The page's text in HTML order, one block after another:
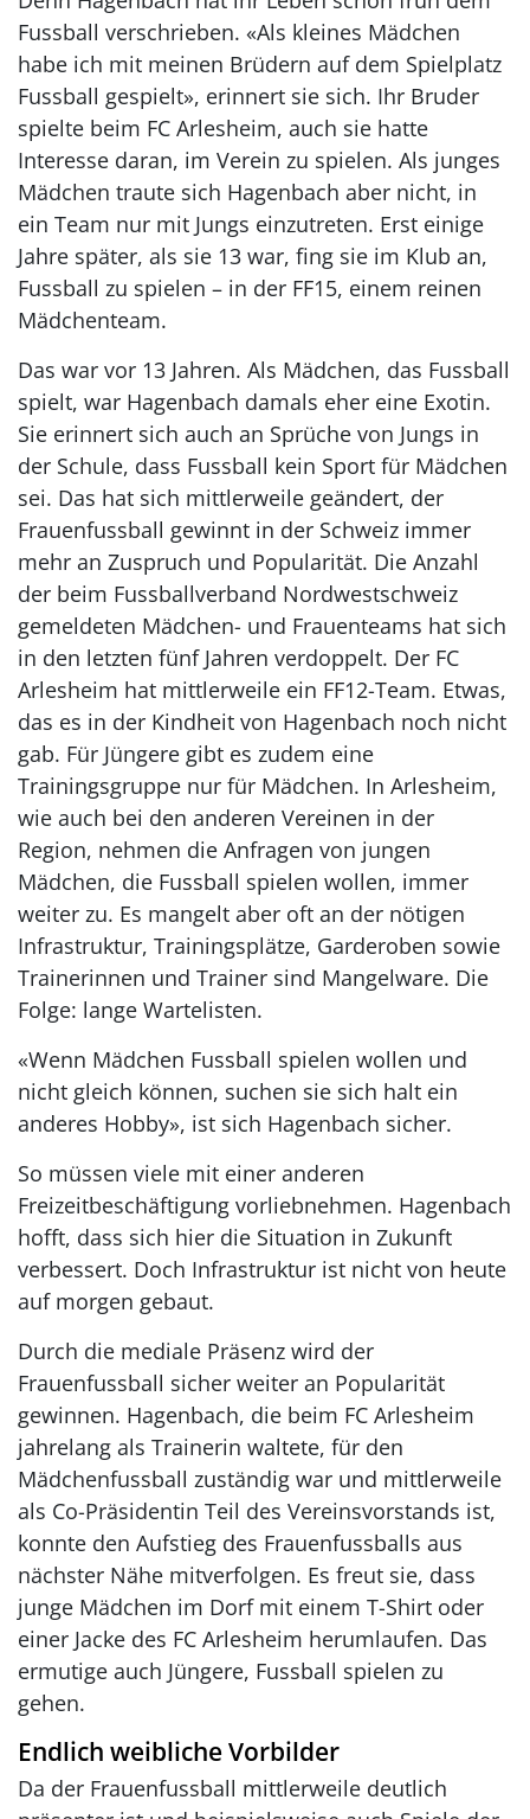
Fussball verschrieben. «Als kleines Mädchen
habe ich mit meinen Brüdern auf dem Spielplatz
Fussball gespielt», erinnert sie sich. Ihr Bruder
spielte beim FC Arlesheim, auch sie hatte
Interesse daran, im Verein zu spielen. Als junges
Mädchen traute sich Hagenbach aber nicht, in
ein Team nur mit Jungs einzutreten. Erst einige
Jahre später, als sie 13 war, fing sie im Klub an,
Fussball zu spielen – in der FF15, einem reinen
Mädchenteam.
Das war vor 13 Jahren. Als Mädchen, das Fussball
spielt, war Hagenbach damals eher eine Exotin.
Sie erinnert sich auch an Sprüche von Jungs in
der Schule, dass Fussball kein Sport für Mädchen
sei. Das hat sich mittlerweile geändert, der
Frauenfussball gewinnt in der Schweiz immer
mehr an Zuspruch und Popularität. Die Anzahl
der beim Fussballverband Nordwestschweiz
gemeldeten Mädchen- und Frauenteams hat sich
in den letzten fünf Jahren verdoppelt. Der FC
Arlesheim hat mittlerweile ein FF12-Team. Etwas,
das es in der Kindheit von Hagenbach noch nicht
gab. Für Jüngere gibt es zudem eine
Trainingsgruppe nur für Mädchen. In Arlesheim,
wie auch bei den anderen Vereinen in der
Region, nehmen die Anfragen von jungen
Mädchen, die Fussball spielen wollen, immer
weiter zu. Es mangelt aber oft an der nötigen
Infrastruktur, Trainingsplätze, Garderoben sowie
Trainerinnen und Trainer sind Mangelware. Die
Folge: lange Wartelisten.
«Wenn Mädchen Fussball spielen wollen und
nicht gleich können, suchen sie sich halt ein
anderes Hobby», ist sich Hagenbach sicher.
So müssen viele mit einer anderen
Freizeitbeschäftigung vorliebnehmen. Hagenbach
hofft, dass sich hier die Situation in Zukunft
verbessert. Doch Infrastruktur ist nicht von heute
auf morgen gebaut.
Durch die mediale Präsenz wird der
Frauenfussball sicher weiter an Popularität
gewinnen. Hagenbach, die beim FC Arlesheim
jahrelang als Trainerin waltete, für den
Mädchenfussball zuständig war und mittlerweile
als Co-Präsidentin Teil des Vereinsvorstands ist,
konnte den Aufstieg des Frauenfussballs aus
nächster Nähe mitverfolgen. Es freut sie, dass
junge Mädchen im Dorf mit einem T-Shirt oder
einer Jacke des FC Arlesheim herumlaufen. Das
ermutige auch Jüngere, Fussball spielen zu
gehen.
Endlich weibliche Vorbilder
Da der Frauenfussball mittlerweile deutlich